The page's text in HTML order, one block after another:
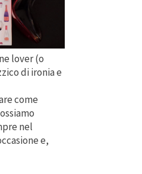
lover (o
di ironia e
come
nel
e,